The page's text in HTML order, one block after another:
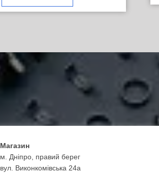
Магазин
м. Дніпро, правий берег
вул. Виконкомівська 24а